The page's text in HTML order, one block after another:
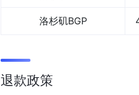
洛杉矶BGP
退款政策